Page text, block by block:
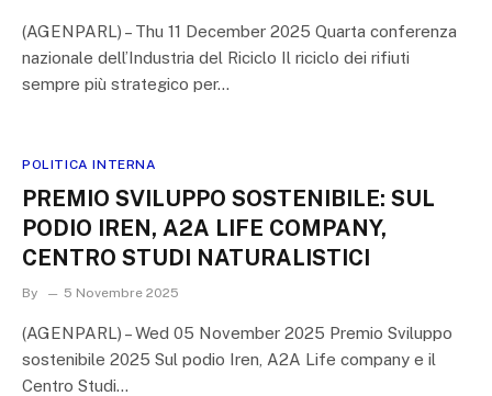
(AGENPARL) – Thu 11 December 2025 Quarta conferenza
nazionale dell’Industria del Riciclo Il riciclo dei rifiuti
sempre più strategico per…
POLITICA INTERNA
PREMIO SVILUPPO SOSTENIBILE: SUL
PODIO IREN, A2A LIFE COMPANY,
CENTRO STUDI NATURALISTICI
By 5 Novembre 2025
(AGENPARL) – Wed 05 November 2025 Premio Sviluppo
sostenibile 2025 Sul podio Iren, A2A Life company e il
Centro Studi…